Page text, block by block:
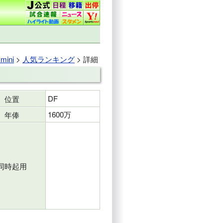
> 人気ランキング > 詳細
位置
DF
年俸
1600万
時起用